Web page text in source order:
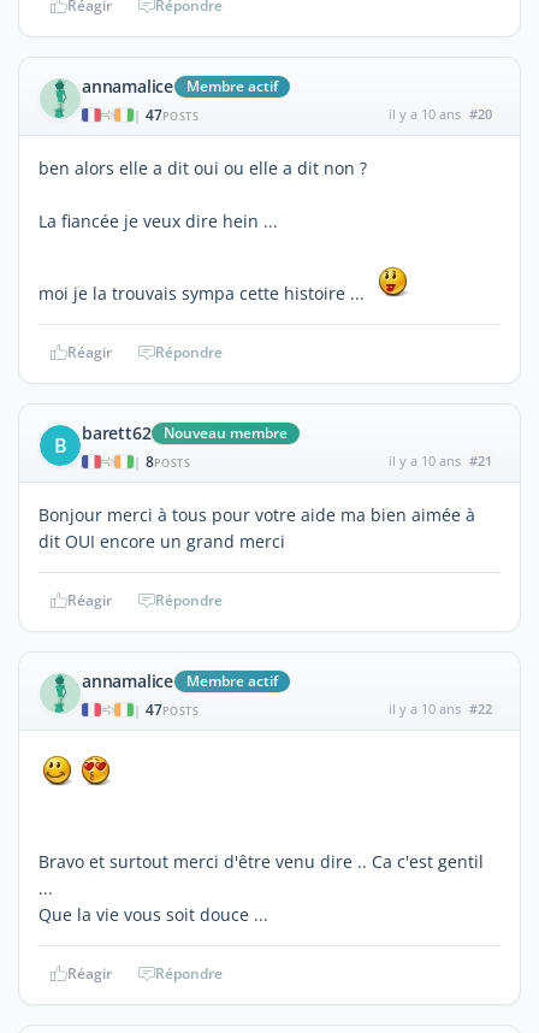
Réagir Répondre
annamalice Membre actif
| 47POSTS il y a 10 ans #20
ben alors elle a dit oui ou elle a dit non ?
La fiancée je veux dire hein ...
moi je la trouvais sympa cette histoire ...
Réagir Répondre
B barett62 Nouveau membre
| 8POSTS il y a 10 ans #21
Bonjour merci à tous pour votre aide ma bien aimée à
dit OUI encore un grand merci
Réagir Répondre
annamalice Membre actif
| 47POSTS il y a 10 ans #22
Bravo et surtout merci d'être venu dire .. Ca c'est gentil
...
Que la vie vous soit douce ...
Réagir Répondre